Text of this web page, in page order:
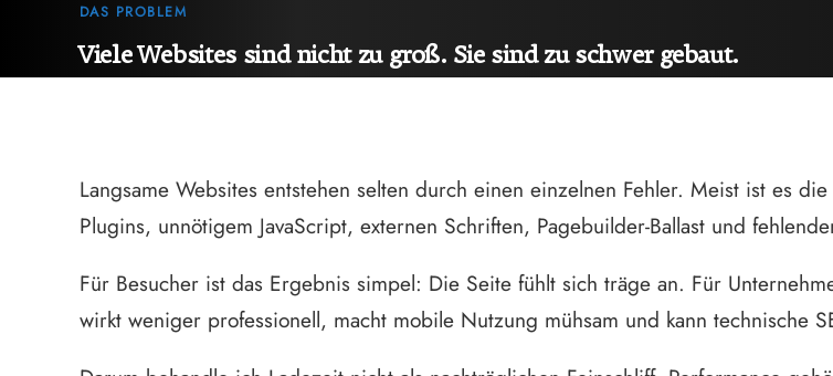
DAS PROBLEM
Viele Websites sind nicht zu groß. Sie sind zu schwer gebaut.
Langsame Websites entstehen selten durch einen einzelnen Fehler. Meist ist es
Plugins, unnötigem JavaScript, externen Schriften, Pagebuilder-Ballast und
Für Besucher ist das Ergebnis simpel: Die Seite fühlt sich träge an. Für
wirkt weniger professionell, macht mobile Nutzung mühsam und kann technische